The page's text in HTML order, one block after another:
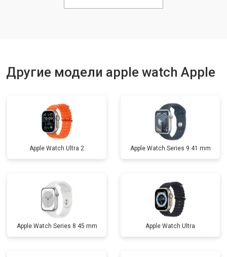
Другие модели apple watch Apple
Apple Watch Ultra 2 Apple Watch Series 9 41 mm
Apple Watch Series 8 45 mm Apple Watch Ultra